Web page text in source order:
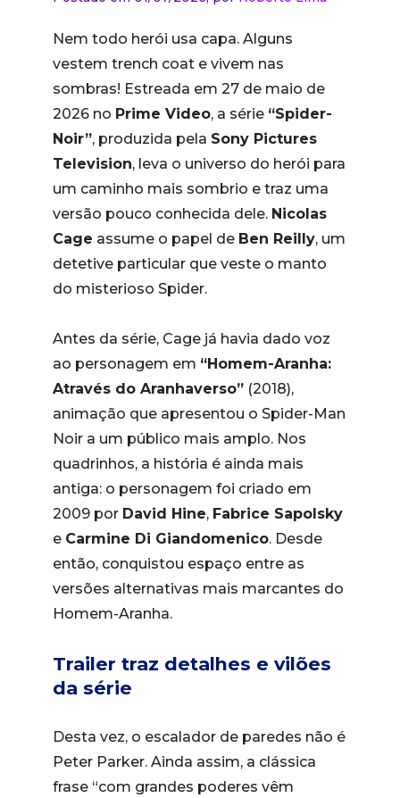
Nem todo herói usa capa. Alguns
vestem trench coat e vivem nas
sombras! Estreada em 27 de maio de
2026 no Prime Video, a série “Spider-
Noir”, produzida pela Sony Pictures
Television, leva o universo do herói para
um caminho mais sombrio e traz uma
versão pouco conhecida dele. Nicolas
Cage assume o papel de Ben Reilly, um
detetive particular que veste o manto
do misterioso Spider.
Antes da série, Cage já havia dado voz
ao personagem em “Homem-Aranha:
Através do Aranhaverso” (2018),
animação que apresentou o Spider-Man
Noir a um público mais amplo. Nos
quadrinhos, a história é ainda mais
antiga: o personagem foi criado em
2009 por David Hine, Fabrice Sapolsky
e Carmine Di Giandomenico. Desde
então, conquistou espaço entre as
versões alternativas mais marcantes do
Homem-Aranha.
Trailer traz detalhes e vilões
da série
Desta vez, o escalador de paredes não é
Peter Parker. Ainda assim, a clássica
frase “com grandes poderes vêm